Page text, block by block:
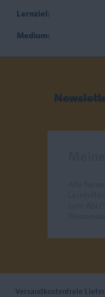
Lernziel:
Medium:
Versandkostenfreie